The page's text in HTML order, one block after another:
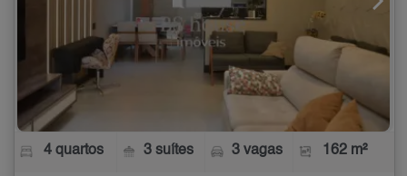
4 quartos 3 suítes 3 vagas 162 m²